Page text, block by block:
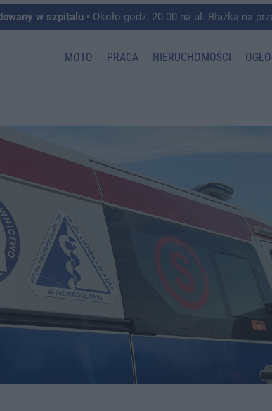
w szpitalu • Około godz. 20.00 na ul. Błażka na przejściu w
MOTO PRACA NIERUCHOMOŚCI